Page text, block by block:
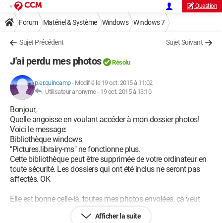
Question
Forum Matériel & Système Windows Windows 7
Sujet Précédent Sujet Suivant
J'ai perdu mes photos Résolu
pier.quincamp- Modifié le 19 oct. 2015 à 11:02
Utilisateur anonyme - 19 oct. 2015 à 13:10
Bonjour,
Quelle angoisse en voulant accéder à mon dossier photos!
Voici le message:
Bibliothèque windows
"Pictures.librairy-ms" ne fonctionne plus.
Cette bibliothèque peut être supprimée de votre ordinateur en
toute sécurité. Les dossiers qui ont été inclus ne seront pas
affectés. OK
Elle est bonne celle-là, toutes mes photos envolées, çà veut
Afficher la suite